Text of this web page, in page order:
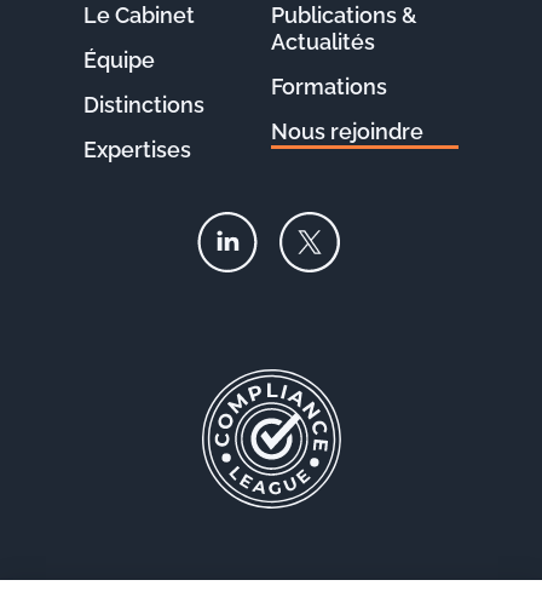
Le Cabinet
Équipe
Distinctions
Expertises
Publications &
Actualités
Formations
Nous rejoindre